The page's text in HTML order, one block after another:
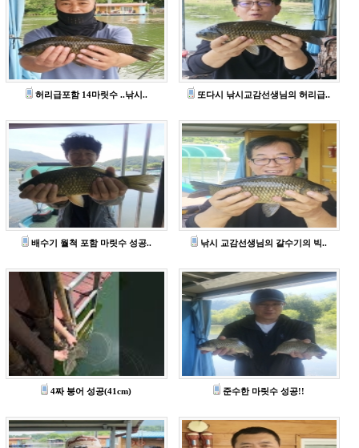
허리급포함 14마릿수 ..낚시.. 또다시 낚시교감선생님의 허리급..
배수기 월척 포함 마릿수 성공.. 낚시 교감선생님의 갈수기의 빅..
4짜 붕어 성공(41cm) 준수한 마릿수 성공!!